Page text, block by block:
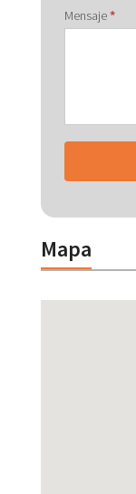
Mensaje*
Mapa